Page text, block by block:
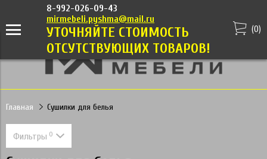
8-992-026-09-43
mirmebeli.pyshma@mail.ru
УТОЧНЯЙТЕ СТОИМОСТЬ
ОТСУТСТВУЮЩИХ ТОВАРОВ!
(0)
Главная Сушилки для белья
Фильтры 0